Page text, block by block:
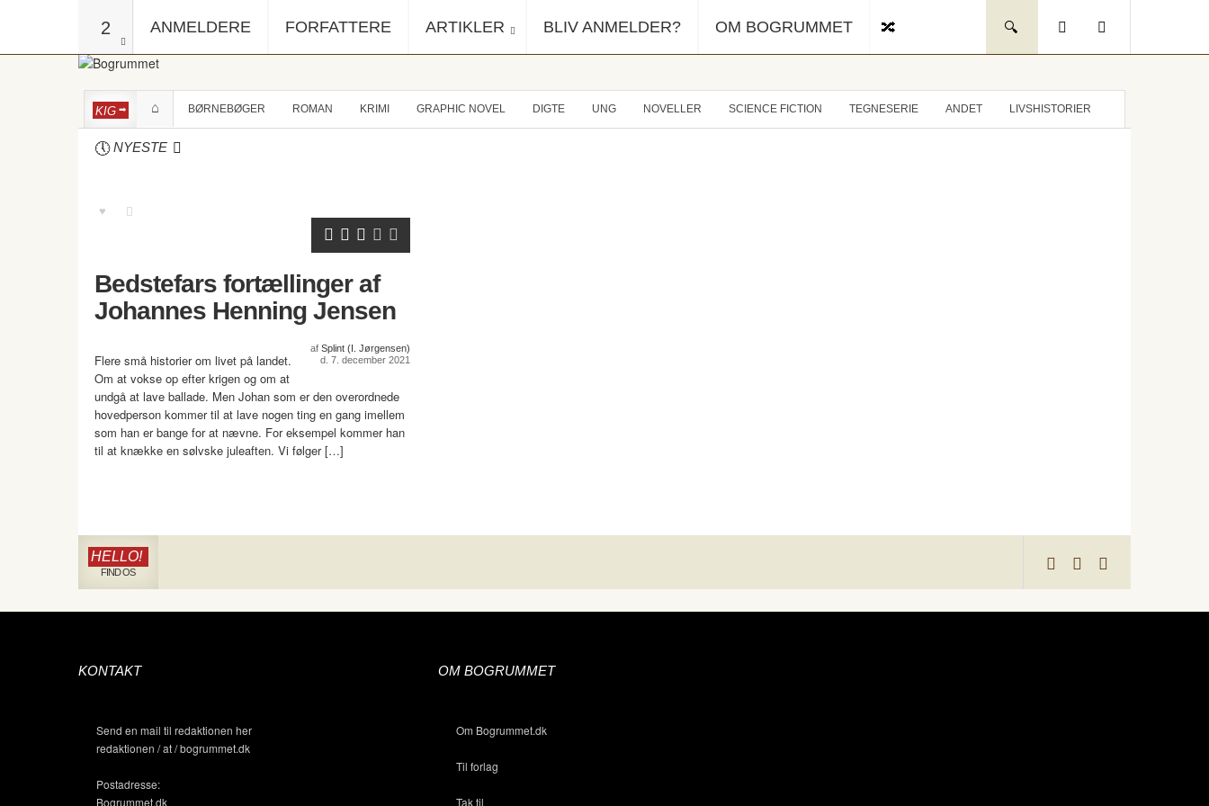
2 ANMELDERE FORFATTERE ARTIKLER BLIV ANMELDER? OM BOGRUMMET
KIG BØRNEBØGER ROMAN KRIMI GRAPHIC NOVEL DIGTE UNG NOVELLER SCIENCE FICTION TEGNESERIE ANDET LIVSHISTORIER
NYESTE
Bedstefars fortællinger af
Johannes Henning Jensen
af Splint (I. Jørgensen)
d. 7. december 2021
Flere små historier om livet på landet.
Om at vokse op efter krigen og om at
undgå at lave ballade. Men Johan som er den overordnede
hovedperson kommer til at lave nogen ting en gang imellem
som han er bange for at nævne. For eksempel kommer han
til at knække en sølvske juleaften. Vi følger […]
HELLO!
FIND OS
KONTAKT
Send en mail til redaktionen her
redaktionen / at / bogrummet.dk
Postadresse:
Bogrummet.dk
OM BOGRUMMET
Om Bogrummet.dk
Til forlag
Tak til